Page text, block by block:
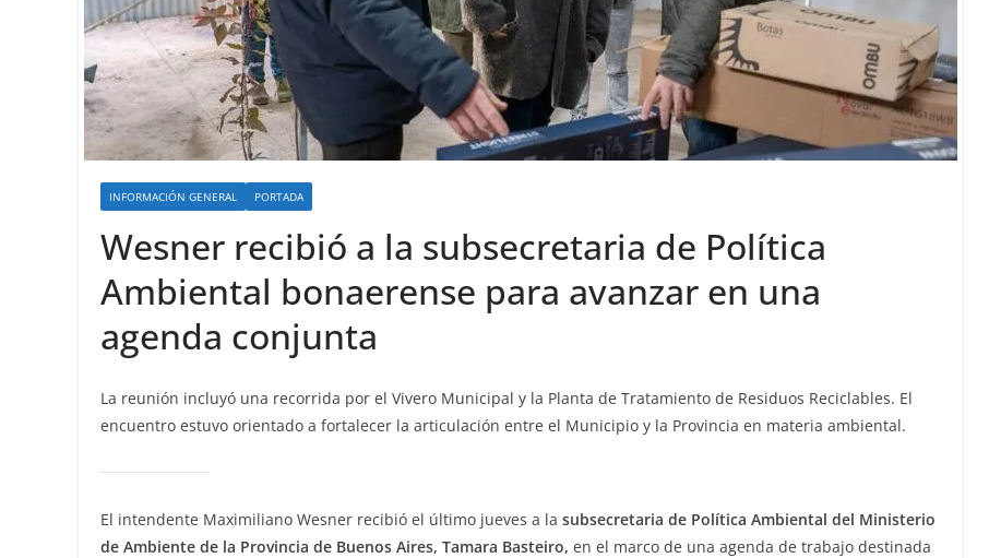
INFORMACIÓN GENERAL PORTADA
Wesner recibió a la subsecretaria de Política
Ambiental bonaerense para avanzar en una
agenda conjunta
La reunión incluyó una recorrida por el Vivero Municipal y la Planta de Tratamiento de Residuos Reciclables. El
encuentro estuvo orientado a fortalecer la articulación entre el Municipio y la Provincia en materia ambiental.
El intendente Maximiliano Wesner recibió el último jueves a la subsecretaria de Política Ambiental del Ministerio
de Ambiente de la Provincia de Buenos Aires, Tamara Basteiro, en el marco de una agenda de trabajo destinada